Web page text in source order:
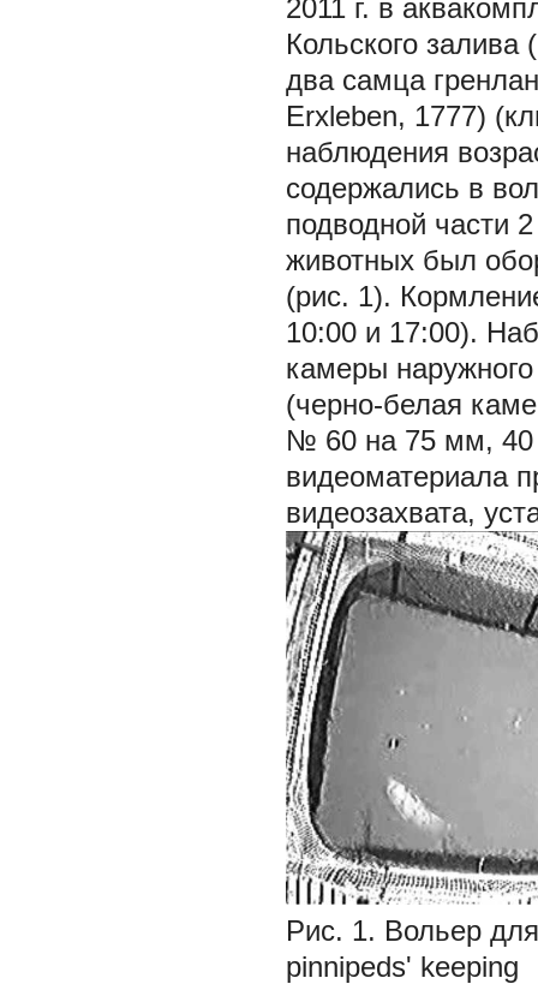
2011 г. в
Кольского
два самца
Erxleben, 1777)
наблюдения
содержались в
подводной части
животных был
(рис. 1).
10:00 и 17:00).
камеры
(черно-белая
№ 60 на 75 мм, 40
видеоматериала
видеозахвата,
Рис. 1. Вольер
pinnipeds' keeping